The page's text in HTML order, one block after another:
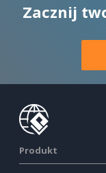
Zacznij
Produkt